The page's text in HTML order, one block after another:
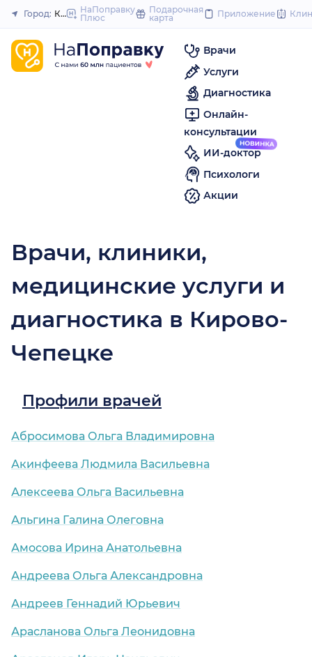
to
Закрыть
Город: Кирово-Чепецк
НаПоправку
Плюс
Подарочная
карта
Приложение
Врачи
Услуги
Диагностика
Онлайн-
консультации
ИИ-доктор
Психологи
Акции
Врачи, клиники,
медицинские услуги и
диагностика в Кирово-
Чепецке
Профили врачей
Абросимова Ольга Владимировна
Акинфеева Людмила Васильевна
Алексеева Ольга Васильевна
Альгина Галина Олеговна
Амосова Ирина Анатольевна
Андреева Ольга Александровна
Андреев Геннадий Юрьевич
Арасланова Ольга Леонидовна